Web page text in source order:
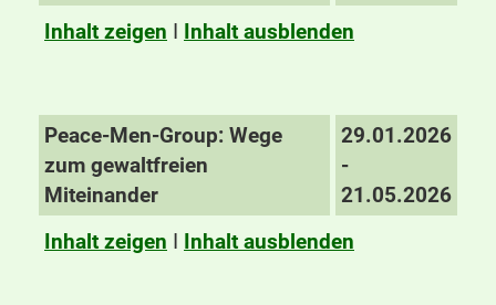
Inhalt zeigen I Inhalt ausblenden
Peace-Men-Group: Wege
zum gewaltfreien
Miteinander
29.01.2026
-
21.05.2026
Inhalt zeigen I Inhalt ausblenden